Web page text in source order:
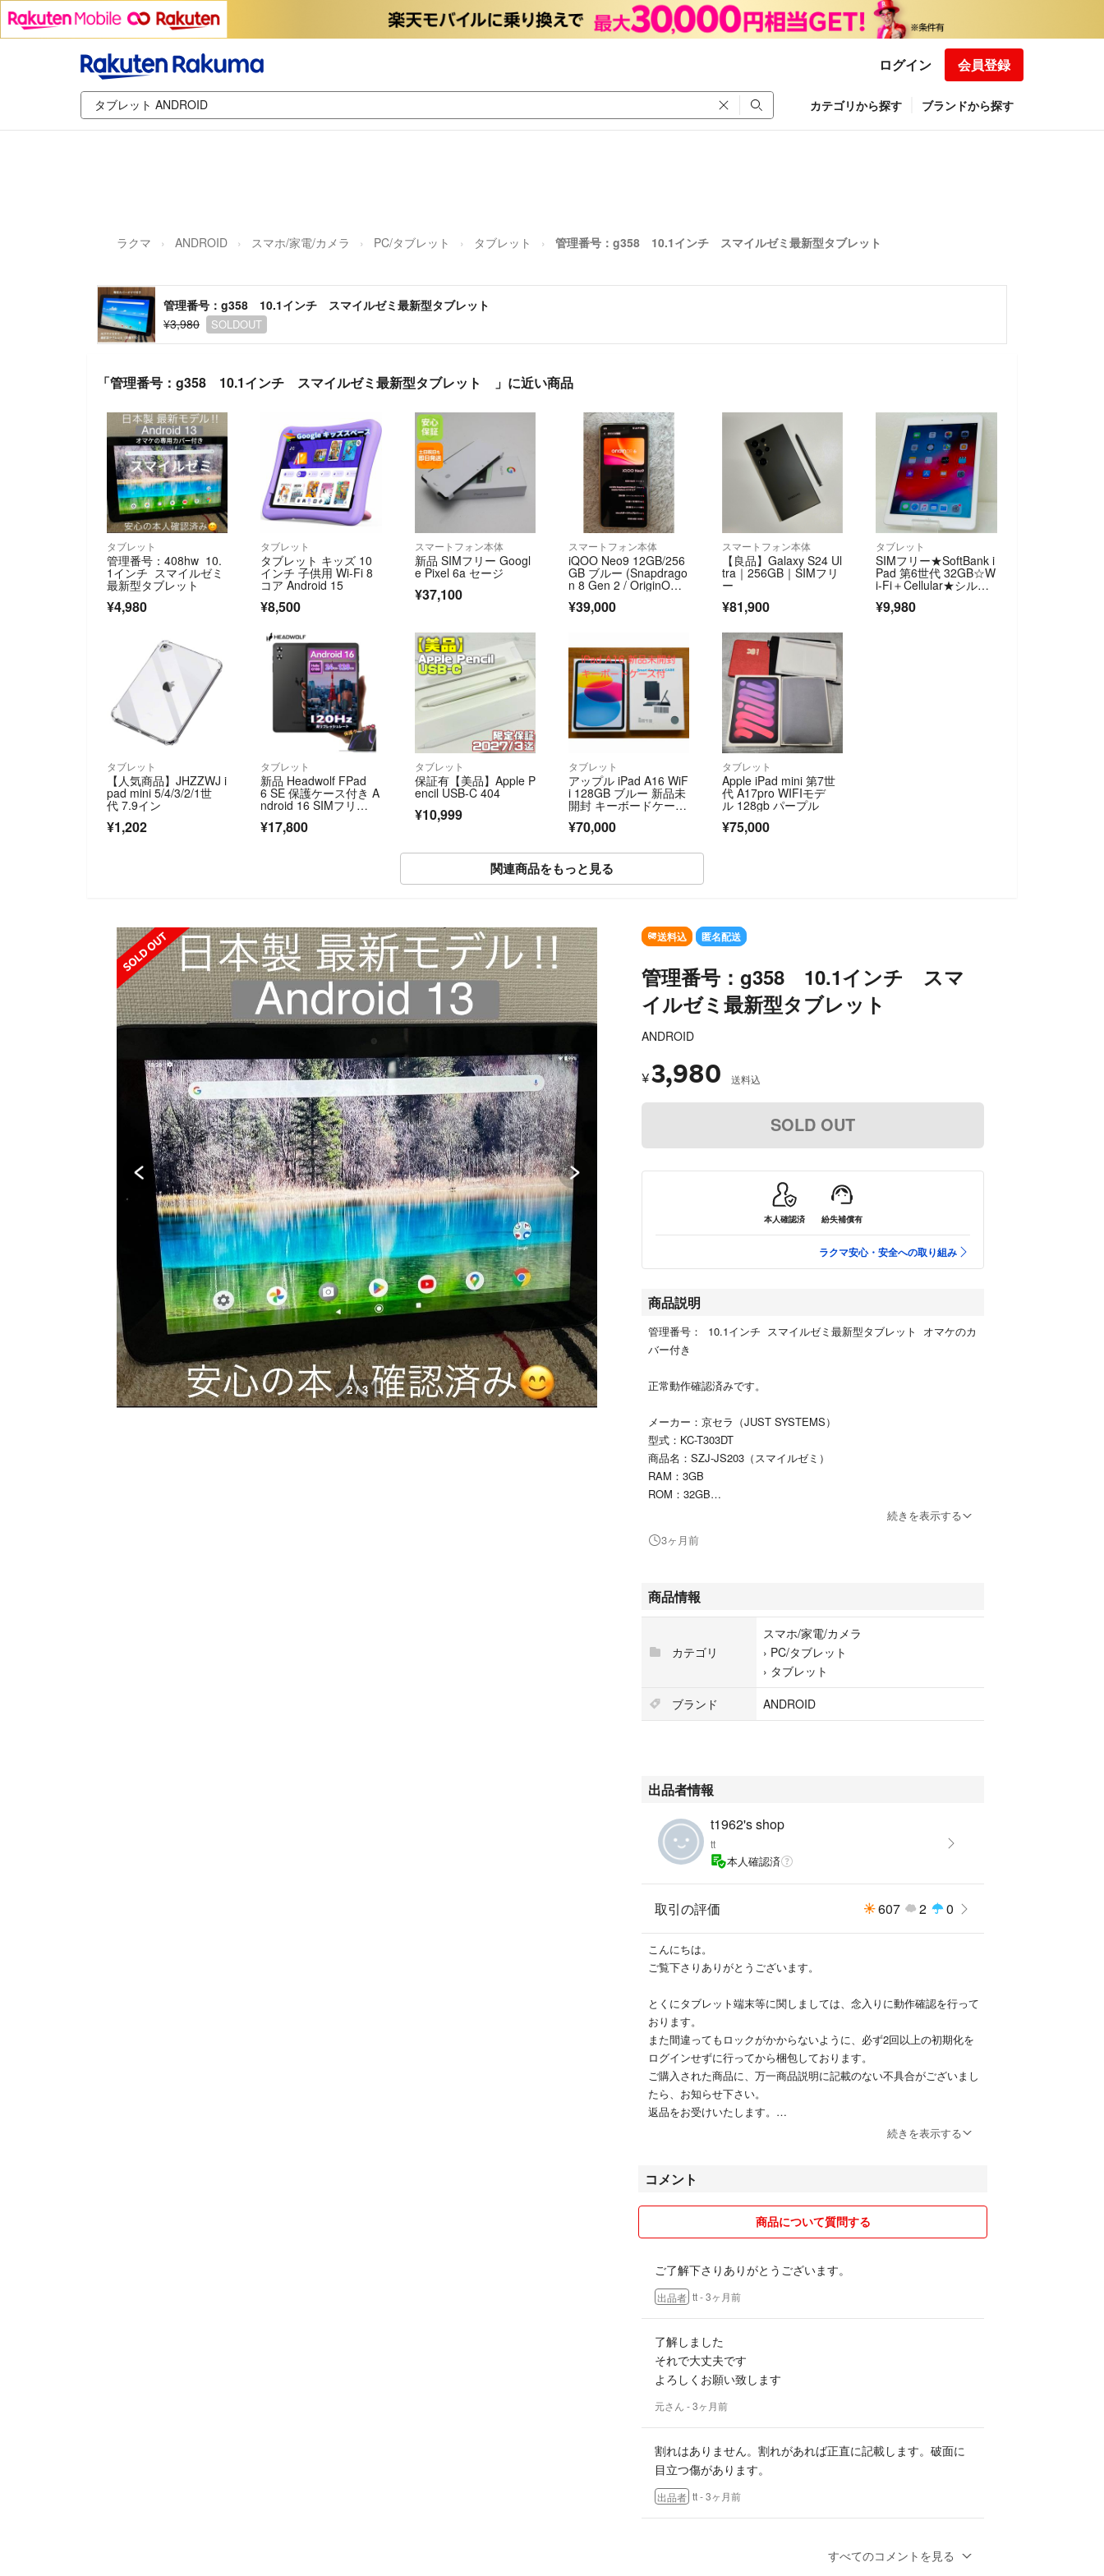
ログイン 会員登録
カテゴリから探す ブランドから探す
ラクマ ANDROID スマホ/家電/カメラ PC/タブレット タブレット 管理番号：g358 10.1インチ スマイルゼミ最新型タブレット
管理番号：g358 10.1インチ スマイルゼミ最新型タブレット
¥3,980
SOLDOUT
「管理番号：g358 10.1インチ スマイルゼミ最新型タブレット 」に近い商品
タブレット
管理番号：408hw 10.
1インチ スマイルゼミ
最新型タブレット
¥4,980
タブレット
タブレット キッズ 10
インチ 子供用 Wi-Fi 8
コア Android 15
¥8,500
スマートフォン本体
新品 SIMフリー Googl
e Pixel 6a セージ
¥37,100
スマートフォン本体
iQOO Neo9 12GB/256
GB ブルー (Snapdrago
n 8 Gen 2 / OriginO
¥39,000
スマートフォン本体
【良品】Galaxy S24 Ul
tra｜256GB｜SIMフリ
ー
¥81,900
タブレット
SIMフリー★SoftBank i
Pad 第6世代 32GB☆W
i-Fi＋Cellular★シルバ
ー☆MR6P2J/A★送料
無料
¥9,980
タブレット
【人気商品】JHZZWJ i
pad mini 5/4/3/2/1世
代 7.9イン
¥1,202
タブレット
新品 Headwolf FPad
6 SE 保護ケース付き A
ndroid 16 SIMフリ
¥17,800
タブレット
保証有【美品】Apple P
encil USB-C 404
¥10,999
タブレット
アップル iPad A16 WiF
i 128GB ブルー 新品未
開封 キーボードケース
¥70,000
タブレット
Apple iPad mini 第7世
代 A17pro WIFIモデ
ル 128gb パープル
¥75,000
関連商品をもっと見る
SOLD OUT
3 / 3
送料込 匿名配送
管理番号：g358 10.1インチ スマ
イルゼミ最新型タブレット
ANDROID
¥3,980 送料込
SOLD OUT
本人確認済 紛失補償有
ラクマ安心・安全への取り組み
商品説明
管理番号： 10.1インチ スマイルゼミ最新型タブレット オマケのカ
バー付き
正常動作確認済みです。
メーカー：京セラ（JUST SYSTEMS）
型式：KC-T303DT
商品名：SZJ-JS203（スマイルゼミ）
RAM：3GB
ROM：32GB
旧型（KC-T302DT）とはサイズ等の多少の違いや充電口がUSBタイプ
Cへの変更、メモリー増量、USBホスト機能追加、アンドロイドバー
ジョンが４つ新しいといった違いはありますが、使い勝手はほぼ同
じ。Youtubeアプリはプリインストールされていますが、旧型と同様
にスピーカーはモノラルサウンドのため、物足りなさを感じるかもし
れません。（同時出品中のKC-T302DTご参照）
商品の状態ですが、画面には目立つ線傷等がございます。その他の部
位についても、多少の傷がございます。
オマケの耐衝撃性に優れた専用カバー（傷や汚れあり）に装着して、
発送させて頂きます。このモデルは旧型ほど頑丈でないため、ちょっ
でしたら、とても役立つでしょう。
オマケのカバーの代わりに、傷みや汚れが軽微なカバーをご所望の場
合は、＋300円で対応可能ですので、ご購入前にご相談下さい。
状態の良い同型のタブレットをご所望の場合は、別途4980円で出品中
ですので、そちらをご検討下さい。
専用充電器がなくても、1~2A 5V程度のACアダプターとtypeCのUSB
ケーブルで充電可能です。
購入申請をされた後に、お手数ですが、コメントをお願いいたしま
続きを表示する
3ヶ月前
商品情報
カテゴリ
スマホ/家電/カメラ
› PC/タブレット
› タブレット
ブランド
ANDROID
出品者情報
t1962's shop
tt
本人確認済
取引の評価 607 2 0
こんにちは。
ご覧下さりありがとうございます。
とくにタブレット端末等に関しましては、念入りに動作確認を行って
おります。
また間違ってもロックがかからないように、必ず2回以上の初期化を
ログインせずに行ってから梱包しております。
ご購入された商品に、万一商品説明に記載のない不具合がございまし
たら、お知らせ下さい。
返品をお受けいたします。
いっさいの保証はできかねます。
続きを表示する
コメント
商品について質問する
ご了解下さりありがとうございます。
出品者 tt- 3ヶ月前
了解しました
それで大丈夫です
よろしくお願い致します
元さん - 3ヶ月前
割れはありません。割れがあれば正直に記載します。破面に
目立つ傷があります。
出品者 tt- 3ヶ月前
すべてのコメントを見る